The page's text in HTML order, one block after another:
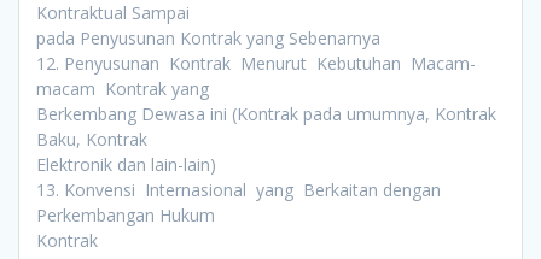
Kontraktual Sampai
pada Penyusunan Kontrak yang Sebenarnya
12. Penyusunan Kontrak Menurut Kebutuhan Macam-
macam Kontrak yang
Berkembang Dewasa ini (Kontrak pada umumnya, Kontrak
Baku, Kontrak
Elektronik dan lain-lain)
13. Konvensi Internasional yang Berkaitan dengan
Perkembangan Hukum
Kontrak